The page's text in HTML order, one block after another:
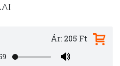
Ár: 205 Ft